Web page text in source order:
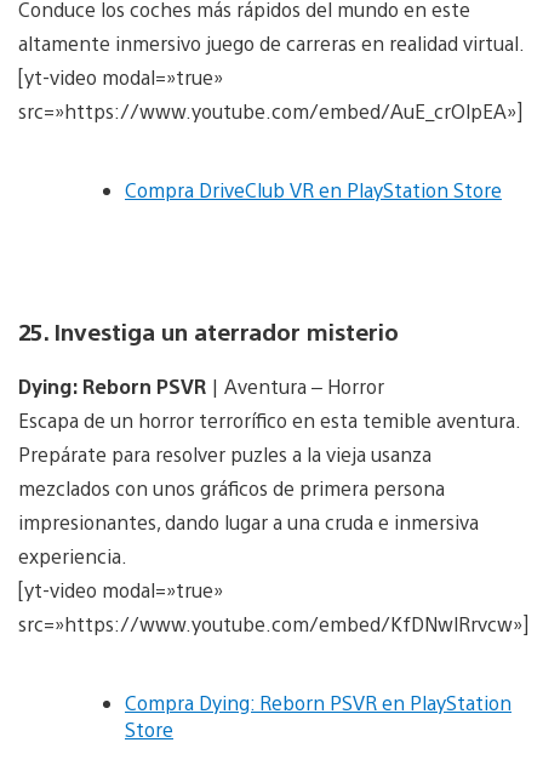
Conduce los coches más rápidos del mundo en este
altamente inmersivo juego de carreras en realidad virtual.
[yt-video modal=»true»
src=»https://www.youtube.com/embed/AuE_crOlpEA»]
Compra DriveClub VR en PlayStation Store
25. Investiga un aterrador misterio
Dying: Reborn PSVR | Aventura – Horror
Escapa de un horror terrorífico en esta temible aventura.
Prepárate para resolver puzles a la vieja usanza
mezclados con unos gráficos de primera persona
impresionantes, dando lugar a una cruda e inmersiva
experiencia.
[yt-video modal=»true»
src=»https://www.youtube.com/embed/KfDNwlRrvcw»]
Compra Dying: Reborn PSVR en PlayStation
Store